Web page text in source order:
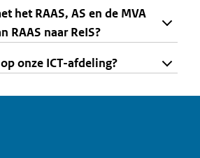
het RAAS, AS en de MVA
RAAS naar ReIS?
onze ICT-afdeling?